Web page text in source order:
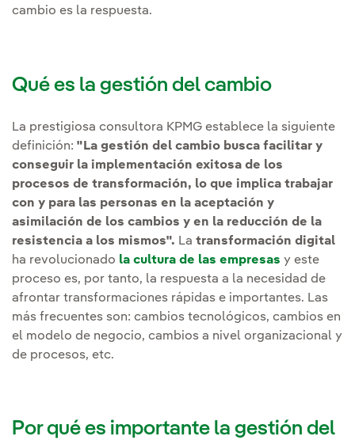
cambio es la respuesta.
Qué es la gestión del cambio
La prestigiosa consultora KPMG establece la siguiente
definición: "La gestión del cambio busca facilitar y
conseguir la implementación exitosa de los
procesos de transformación, lo que implica trabajar
con y para las personas en la aceptación y
asimilación de los cambios y en la reducción de la
resistencia a los mismos". La transformación digital
ha revolucionado la cultura de las empresas y este
proceso es, por tanto, la respuesta a la necesidad de
afrontar transformaciones rápidas e importantes. Las
más frecuentes son: cambios tecnológicos, cambios en
el modelo de negocio, cambios a nivel organizacional y
de procesos, etc.
Por qué es importante la gestión del